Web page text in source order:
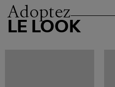
Adoptez
LE LOOK